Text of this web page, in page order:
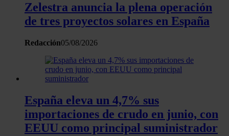
Zelestra anuncia la plena operación
de tres proyectos solares en España
Redacción05/08/2026
España eleva un 4,7% sus
importaciones de crudo en junio, con
EEUU como principal suministrador